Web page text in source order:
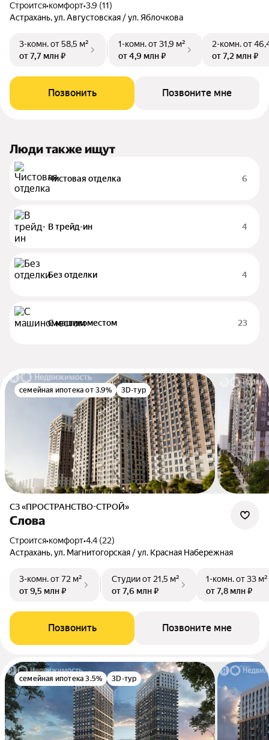
Строится•комфорт•3.9 (11)
Астрахань, ул. Августовская / ул. Яблочкова
3-комн.от 58,5 м²
от 7,7 млн ₽
1-комн.от 31,9 м²
от 4,9 млн ₽
2-комн.от
от 7,2 млн ₽
Позвонить Позвоните мне
Люди также ищут
Чистовая отделка 6
В трейд-ин 4
Без отделки 4
С машиноместом 23
семейная ипотека от 3.9% 3D-тур
СЗ «ПРОСТРАНСТВО-СТРОЙ»
Слова
Строится•комфорт•4.4 (22)
Астрахань, ул. Магнитогорская / ул. Красная Набережная
3-комн.от 72 м²
от 9,5 млн ₽
Студииот 21,5 м²
от 7,6 млн ₽
1-комн.от 33 м²
от 7,8 млн ₽
Позвонить Позвоните мне
семейная ипотека 3.5% 3D-тур